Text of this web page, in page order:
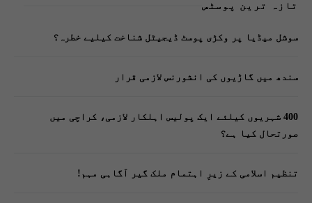
تازہ ترین پوسٹس
سوشل میڈیا پر وکڑی پوسٹ ڈیجیٹل شناخت کیلیے خطرہ؟
سندھ میں گاڑیوں کی انشورنس لازمی قرار
400 شہریوں کیلئے ایک پولیس اہلکار لازمی، کراچی میں
صورتحال کیا ہے؟
تنظیم اسلامی کے زیرِ اہتمام ملک گیر آگاہی مہم!